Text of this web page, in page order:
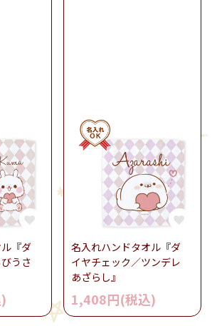
『ダ
うさ
名入れハンドタオル『ダ
イヤチェック／ツンデレ
あざらし』
1,408円(税込)